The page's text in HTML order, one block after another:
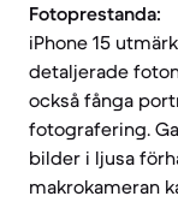
Fotoprestanda:
iPhone 15
detaljerade
också fånga
fotografering.
bilder i ljusa
makrokameran